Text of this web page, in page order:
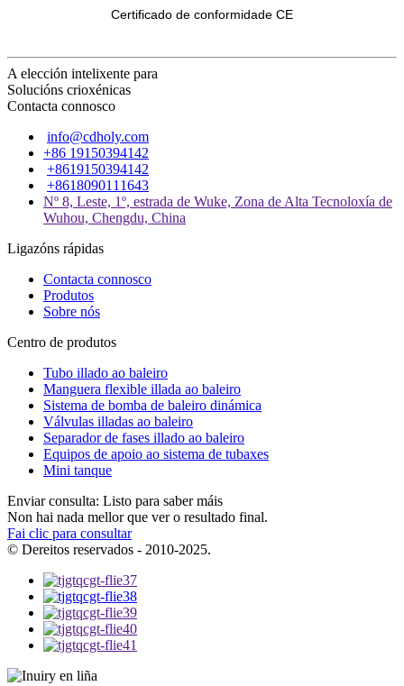
Certificado de conformidade CE
A elección intelixente para
Solucións crioxénicas
Contacta connosco
info@cdholy.com
+86 19150394142
+8619150394142
+8618090111643
Nº 8, Leste, 1º, estrada de Wuke, Zona de Alta Tecnoloxía de
Wuhou, Chengdu, China
Ligazóns rápidas
Contacta connosco
Produtos
Sobre nós
Centro de produtos
Tubo illado ao baleiro
Manguera flexible illada ao baleiro
Sistema de bomba de baleiro dinámica
Válvulas illadas ao baleiro
Separador de fases illado ao baleiro
Equipos de apoio ao sistema de tubaxes
Mini tanque
Enviar consulta: Listo para saber máis
Non hai nada mellor que ver o resultado final.
Fai clic para consultar
© Dereitos reservados - 2010-2025.